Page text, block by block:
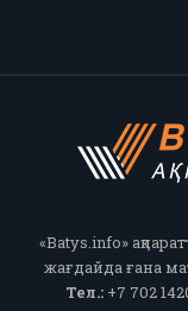
«Batys.info»
жағдайда ғана
Тел.:+7 702